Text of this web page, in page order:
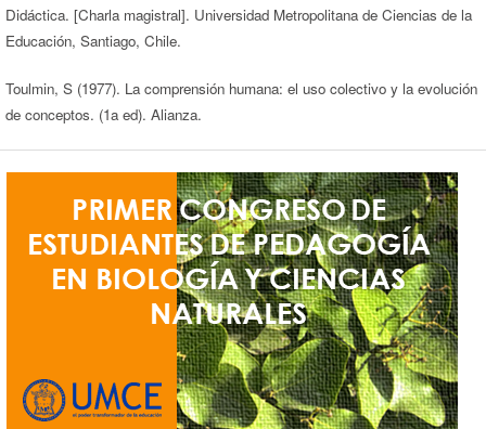
Didáctica. [Charla magistral]. Universidad Metropolitana de Ciencias de la
Educación, Santiago, Chile.
Toulmin, S (1977). La comprensión humana: el uso colectivo y la evolución
de conceptos. (1a ed). Alianza.